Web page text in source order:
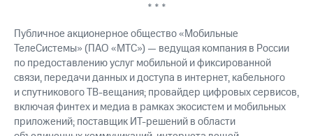
* * *
Публичное акционерное общество «Мобильные
ТелеСистемы» (ПАО «МТС») — ведущая компания в России
по предоставлению услуг мобильной и фиксированной
связи, передачи данных и доступа в интернет, кабельного
и спутникового ТВ-вещания; провайдер цифровых сервисов,
включая финтех и медиа в рамках экосистем и мобильных
приложений; поставщик ИТ-решений в области